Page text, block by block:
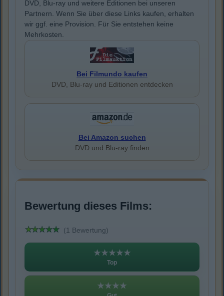
DVD, Blu-ray und weitere Editionen bei unseren
Partnern. Wenn Sie über diese Links kaufen, erhalten
wir ggf. eine Provision. Für Sie entstehen keine
Mehrkosten.
Bei Filmundo kaufen
DVD, Blu-ray und Editionen entdecken
Bei Amazon suchen
DVD und Blu-ray finden
Bewertung dieses Films:
(1 Bewertung)
★★★★★
Top
★★★★